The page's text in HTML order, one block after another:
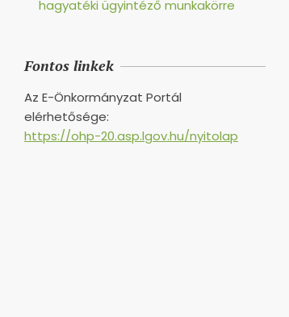
hagyatéki ügyintéző munkakörre
Fontos linkek
Az E-Önkormányzat Portál
elérhetősége:
https://ohp-20.asp.lgov.hu/nyitolap